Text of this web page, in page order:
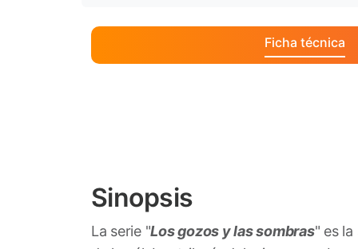
Ficha técnica
Sinopsis
La serie "Los gozos y las sombras" es